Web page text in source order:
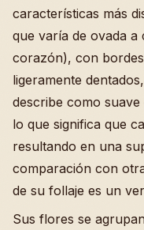
características más
que varía de ovada
corazón), con
ligeramente
describe como
lo que significa que
resultando en una
comparación con
de su follaje es un
Sus flores se